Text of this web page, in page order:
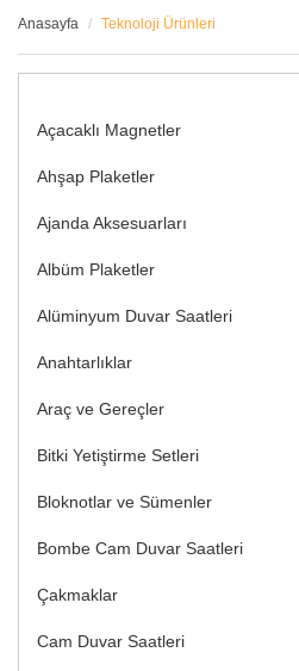
Anasayfa Teknoloji Ürünleri
Açacaklı Magnetler
Ahşap Plaketler
Ajanda Aksesuarları
Albüm Plaketler
Alüminyum Duvar Saatleri
Anahtarlıklar
Araç ve Gereçler
Bitki Yetiştirme Setleri
Bloknotlar ve Sümenler
Bombe Cam Duvar Saatleri
Çakmaklar
Cam Duvar Saatleri